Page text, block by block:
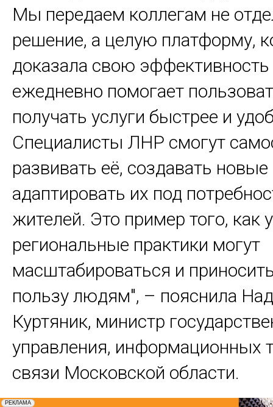
Мы передаем коллегам не
решение, а целую платформу,
доказала свою эффективность
ежедневно помогает
получать услуги быстрее и
Специалисты ЛНР смогут
развивать её, создавать
адаптировать их под
жителей. Это пример того, как
региональные практики могут
масштабироваться и
пользу людям", – пояснила
Куртяник, министр
управления, информационных
связи Московской области.